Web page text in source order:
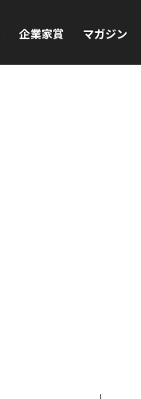
企業家賞 マガジン